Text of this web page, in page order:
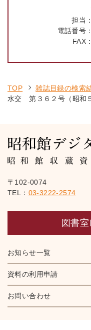
担当：
電話番号：
FAX：
TOP 雑誌目録の検索
水交 第３６２号（昭和
〒102-0074
TEL： 03-3222-2574
図書
お知らせ一覧
資料の利用申請
お問い合わせ